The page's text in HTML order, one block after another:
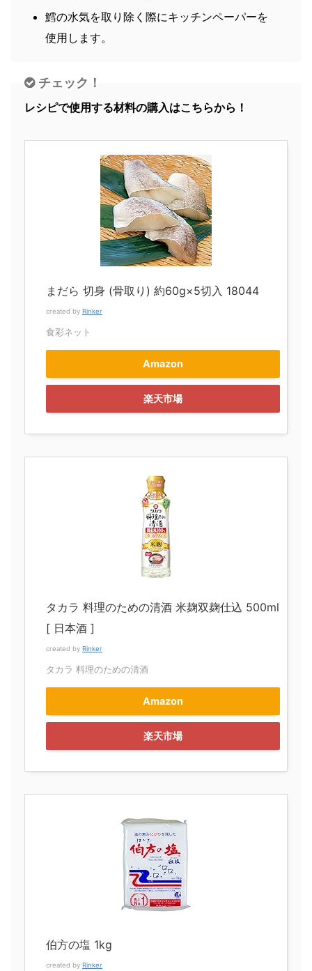
鱈の水気を取り除く際にキッチンペーパーを
使用します。
チェック！
レシピで使用する材料の購入はこちらから！
まだら 切身 (骨取り) 約60g×5切入 18044
created by Rinker
食彩ネット
Amazon
楽天市場
タカラ 料理のための清酒 米麹双麹仕込 500ml
[ 日本酒 ]
created by Rinker
タカラ 料理のための清酒
Amazon
楽天市場
伯方の塩 1kg
created by Rinker